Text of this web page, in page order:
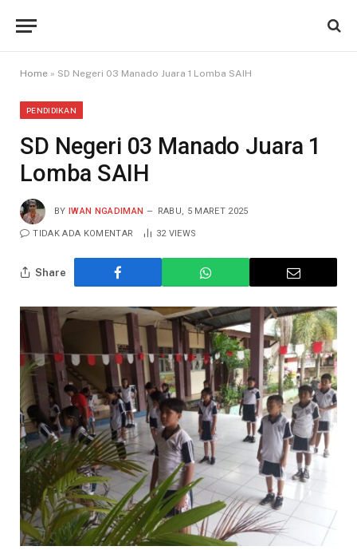
Home » SD Negeri 03 Manado Juara 1 Lomba SAIH
PENDIDIKAN
SD Negeri 03 Manado Juara 1
Lomba SAIH
BY IWAN NGADIMAN RABU, 5 MARET 2025
TIDAK ADA KOMENTAR 32 VIEWS
Share